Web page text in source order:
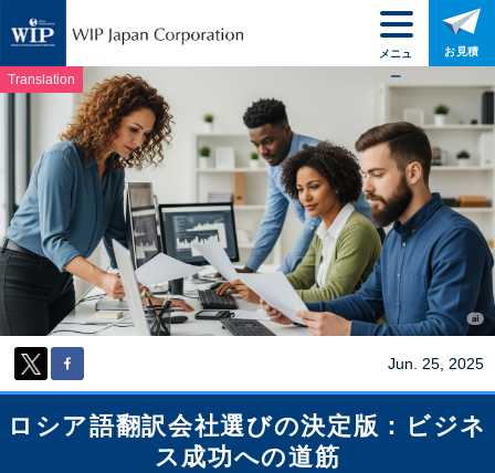
Translation
Jun. 25, 2025
ロシア語翻訳会社選びの決定版：ビジネ
ス成功への道筋
メニュ
ー
お見積